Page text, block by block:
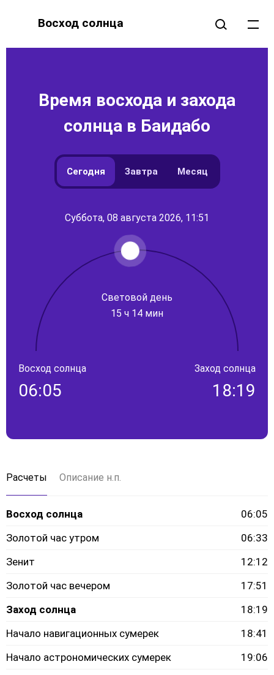
Восход солнца
Время восхода и захода
солнца в Баидабо
Сегодня Завтра Месяц
Суббота, 08 августа 2026, 11:51
Световой день
15 ч 14 мин
Восход солнца
06:05
Заход солнца
18:19
Расчеты Описание н.п.
Восход солнца
06:05
Золотой час утром
06:33
Зенит
12:12
Золотой час вечером
17:51
Заход солнца
18:19
Начало навигационных сумерек
18:41
Начало астрономических сумерек
19:06